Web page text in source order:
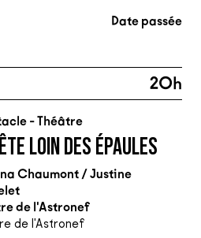
Date passée
20h
- Théâtre
LOIN DES ÉPAULES
Chaumont / Justine
de l'Astronef
de l'Astronef